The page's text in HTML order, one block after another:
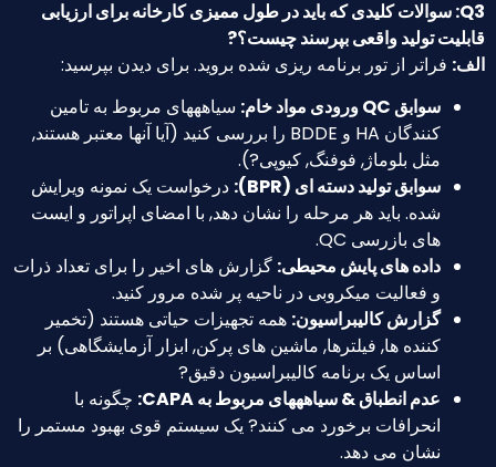
Q3: سوالات کلیدی که باید در طول ممیزی کارخانه برای ارزیابی
تولید واقعی بپرسند چیست؟?
فراتر از تور برنامه ریزی شده بروید. برای دیدن بپرسید:
سوابق QC ورودی مواد خام:
سیاهههای مربوط به تامین
کنندگان HA و BDDE را بررسی کنید (آیا آنها معتبر هستند,
مثل بلوماژ, فوفنگ, کیوپی?).
سوابق تولید دسته ای (BPR):
درخواست یک نمونه ویرایش
شده. باید هر مرحله را نشان دهد, با امضای اپراتور و ایست
های بازرسی QC.
داده های پایش محیطی:گزارش های اخیر را برای تعداد ذرات
و فعالیت میکروبی در ناحیه پر شده مرور کنید.
گزارش کالیبراسیون:همه تجهیزات حیاتی هستند (تخمیر
کننده ها, فیلترها, ماشین های پرکن, ابزار آزمایشگاهی) بر
اساس یک برنامه کالیبراسیون دقیق?
عدم انطباق & سیاهههای مربوط به CAPA:
چگونه با
انحرافات برخورد می کنند? یک سیستم قوی بهبود مستمر را
نشان می دهد.